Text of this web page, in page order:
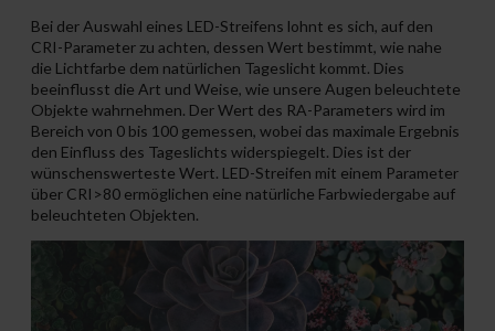
Bei der Auswahl eines LED-Streifens lohnt es sich, auf den
CRI-Parameter zu achten, dessen Wert bestimmt, wie nahe
die Lichtfarbe dem natürlichen Tageslicht kommt. Dies
beeinflusst die Art und Weise, wie unsere Augen beleuchtete
Objekte wahrnehmen. Der Wert des RA-Parameters wird im
Bereich von 0 bis 100 gemessen, wobei das maximale Ergebnis
den Einfluss des Tageslichts widerspiegelt. Dies ist der
wünschenswerteste Wert. LED-Streifen mit einem Parameter
über CRI>80 ermöglichen eine natürliche Farbwiedergabe auf
beleuchteten Objekten.